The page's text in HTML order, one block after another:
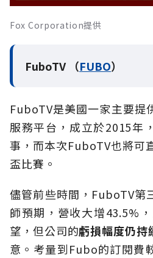
Fox Corporation提供
FuboTV （FUBO）
FuboTV是美國一家主要提
服務平台，成立於2015年
事，而本次FuboTV也將可
盃比賽。
儘管前些時間，FuboTV第
師預期，營收大增43.5%
望，但公司的虧損幅度仍持
意。考量到Fubo的訂閱費